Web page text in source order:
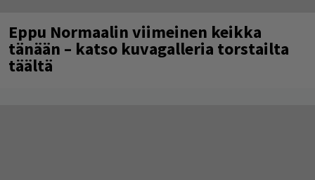
Eppu Normaalin viimeinen keikka
tänään – katso kuvagalleria torstailta
täältä